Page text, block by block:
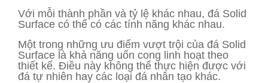
Với mỗi thành phần và tỷ lệ khác nhau, đá Solid
Surface có thể có các tính năng khác nhau.
Một trong những ưu điểm vượt trội của đá Solid
Surface là khả năng uốn cong linh hoạt theo
thiết kế. Điều này không thể thực hiện được với
đá tự nhiên hay các loại đá nhân tạo khác.